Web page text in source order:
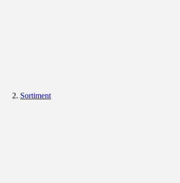
Sortiment